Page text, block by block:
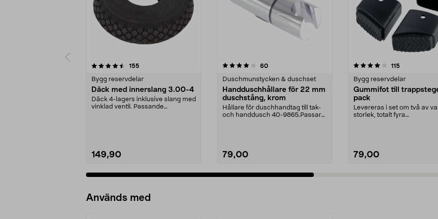
155recensioner
Bygg reservdelar
Däck med innerslang 3.00-4
Däck 4-lagers inklusive slang med
vinklad ventil. Passande
149,90
4.0 av 5 stjärnor 60recensioner
Duschmunstycken & duschset
Handduschhållare för 22 mm
duschstång, krom
Hållare för duschhandtag till tak-
och handdusch 40-9865.Passar
79,00
4.0 av 5 stjärnor 115recensioner
Bygg reservdelar
Gummifot till
pack
Levereras i set om två av
storlek, totalt fyra
79,00
4.5 av 5 stjärnor
Används med